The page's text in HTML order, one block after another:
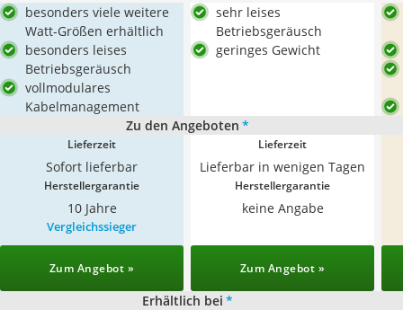
besonders viele weitere
Watt-Größen erhältlich
besonders leises
Betriebsgeräusch
vollmodulares
Kabelmanagement
sehr leises
Betriebsgeräusch
geringes Gewicht
Zu den Angeboten *
Lieferzeit
Sofort lieferbar
Lieferzeit
Lieferbar in wenigen Tagen
Herstellergarantie
10 Jahre
Herstellergarantie
keine Angabe
Vergleichssieger
Zum Angebot » Zum Angebot »
Erhältlich bei *